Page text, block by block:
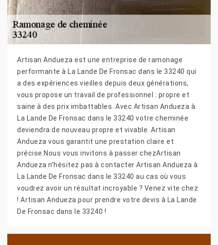
Artisan Andueza est une entreprise de ramonage
performante à La Lande De Fronsac dans le 33240 qui
a des expériences vieilles depuis deux générations,
vous propose un travail de professionnel : propre et
saine à des prix imbattables. Avec Artisan Andueza à
La Lande De Fronsac dans le 33240 votre cheminée
deviendra de nouveau propre et vivable. Artisan
Andueza vous garantit une prestation claire et
précise.Nous vous invitons à passer chezArtisan
Andueza n’hésitez pas à contacter Artisan Andueza à
La Lande De Fronsac dans le 33240 au cas où vous
voudrez avoir un résultat incroyable ? Venez vite chez
! Artisan Andueza pour prendre votre devis à La Lande
De Fronsac dans le 33240 !